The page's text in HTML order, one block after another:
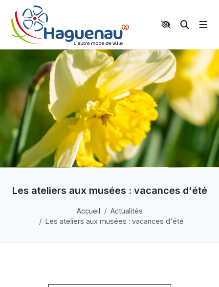
Panneau de gestion des cookies
Aller au contenu principal
Aller au menu
Aller au moteur de recherche
Moteur
Les ateliers aux musées : vacances d'été
Accueil
Actualités
Les ateliers aux musées : vacances d'été